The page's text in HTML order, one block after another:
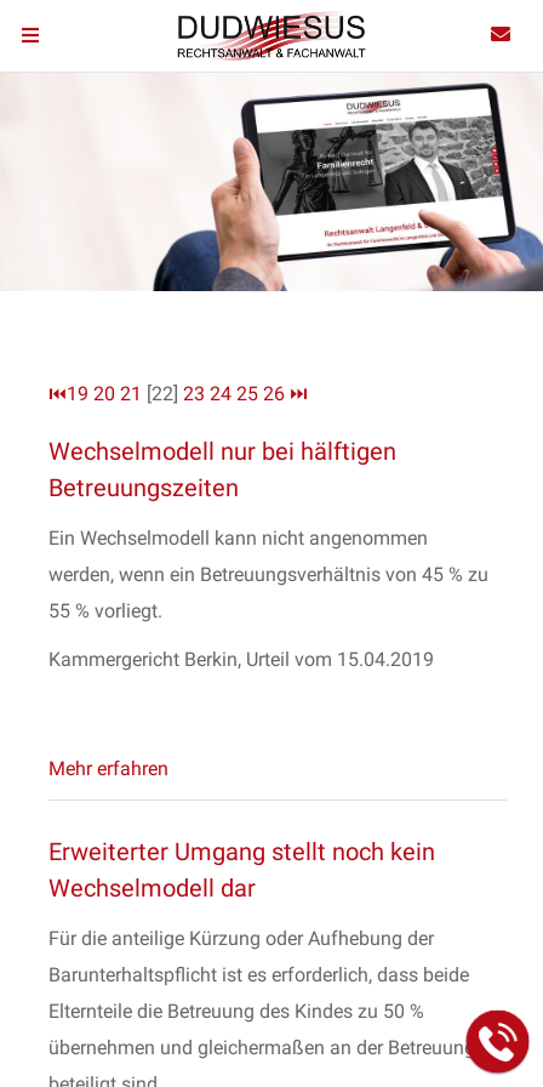
⏮19 20 21 [22] 23 24 25 26 ⏭
Wechselmodell nur bei hälftigen
Betreuungszeiten
Ein Wechselmodell kann nicht angenommen
werden, wenn ein Betreuungsverhältnis von 45 % zu
55 % vorliegt.
Kammergericht Berkin, Urteil vom 15.04.2019
Mehr erfahren
Erweiterter Umgang stellt noch kein
Wechselmodell dar
Für die anteilige Kürzung oder Aufhebung der
Barunterhaltspflicht ist es erforderlich, dass beide
Elternteile die Betreuung des Kindes zu 50 %
übernehmen und gleichermaßen an der Betreuung